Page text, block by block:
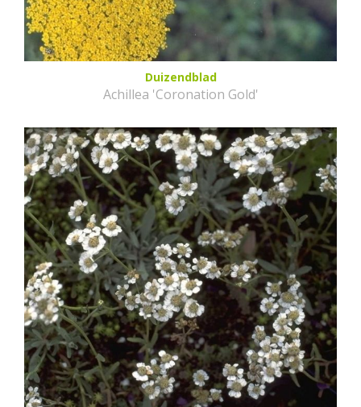
Duizendblad
Achillea 'Coronation Gold'